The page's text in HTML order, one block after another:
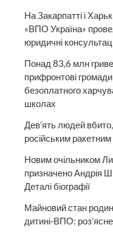
На Закарпатті і
«ВПО Україна»
юридичні
Понад 83,6 млн
прифронтові
безоплатного
школах
Дев’ять людей
російським
Новим очільником
призначено Андрія
Деталі біографії
Майновий стан
дитині-ВПО: